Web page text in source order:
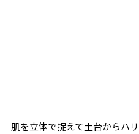
肌を立体で捉えて土台からハ